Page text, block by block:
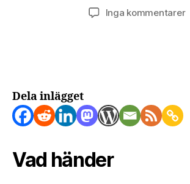
Inga kommentarertill
Dela inlägget
Vad händer